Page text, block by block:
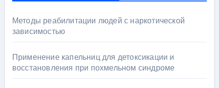
Методы реабилитации людей с наркотической
зависимостью
Применение капельниц для детоксикации и
восстановления при похмельном синдроме